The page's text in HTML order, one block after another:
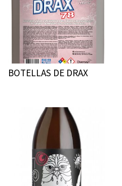
BOTELLAS DE DRAX